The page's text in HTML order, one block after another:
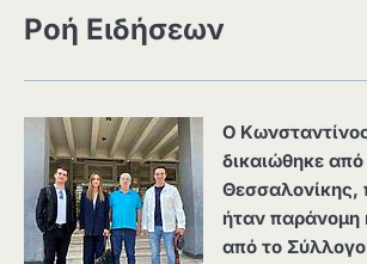
Ροή Ειδήσεων
Ο
δικαιώθηκε από
Θεσσαλονίκης,
ήταν παράνομη
από το